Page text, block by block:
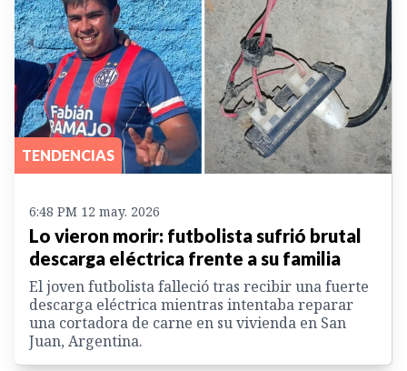
TENDENCIAS
6:48 PM 12 may. 2026
Lo vieron morir: futbolista sufrió brutal
descarga eléctrica frente a su familia
El joven futbolista falleció tras recibir una fuerte
descarga eléctrica mientras intentaba reparar
una cortadora de carne en su vivienda en San
Juan, Argentina.